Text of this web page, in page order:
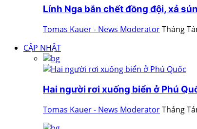
Lính Nga bắn chết đồng đội, xả
Tomas Kauer - News ModeratorTháng
CẬP NHẬT
Hai người rơi xuống biển ở Phú
Tomas Kauer - News ModeratorTháng